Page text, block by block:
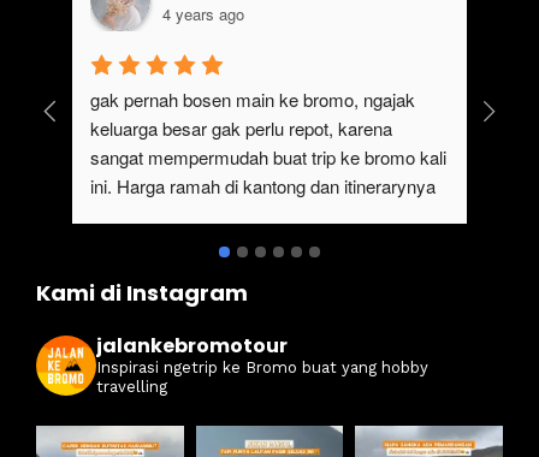
4 years ago
gak pernah bosen main ke bromo, ngajak
keluarga besar gak perlu repot, karena
sangat mempermudah buat trip ke bromo kali
ini. Harga ramah di kantong dan itinerarynya
Kami di Instagram
jalankebromotour
Inspirasi ngetrip ke Bromo buat yang hobby
travelling